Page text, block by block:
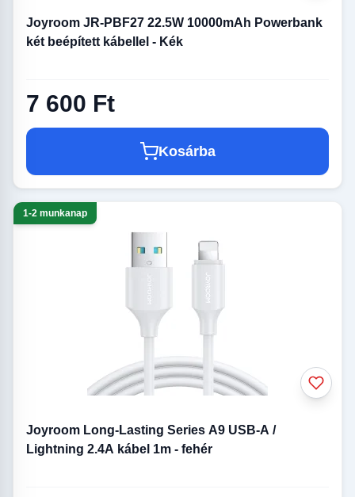
Joyroom JR-PBF27 22.5W 10000mAh Powerbank
két beépített kábellel - Kék
7 600 Ft
Kosárba
1-2 munkanap
Joyroom Long-Lasting Series A9 USB-A /
Lightning 2.4A kábel 1m - fehér